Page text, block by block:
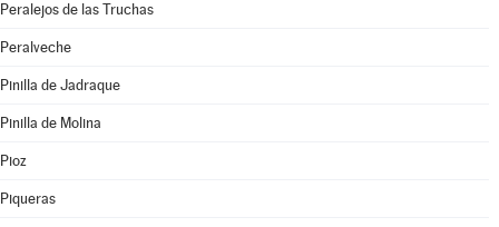
Peralejos de las Truchas
Peralveche
Pinilla de Jadraque
Pinilla de Molina
Pioz
Piqueras